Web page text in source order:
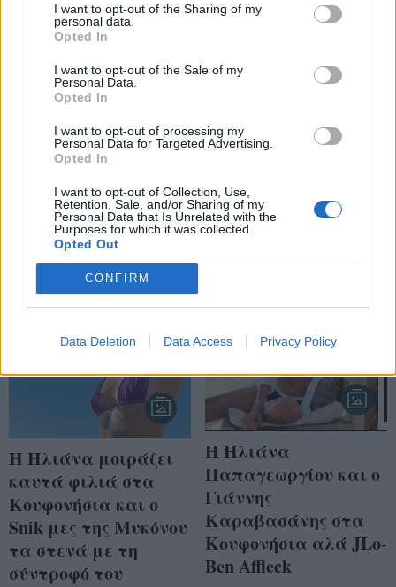
I want to opt-out of the Sharing of my
personal data.
Opted In
I want to opt-out of the Sale of my
Personal Data.
Opted In
I want to opt-out of processing my
Personal Data for Targeted Advertising.
Opted In
I want to opt-out of Collection, Use,
Retention, Sale, and/or Sharing of my
Personal Data that Is Unrelated with the
Purposes for which it was collected.
Opted Out
CONFIRM
Data Deletion Data Access Privacy Policy
Η Ηλιάνα
Παπαγεωργίου
δημοσίευσε την
πρώην σύζυγό της
χωρίς εκείνος να το
δήλωση της Ηλιάνας
τον πρώην σύζυγό της
Η Ηλιάνα μοιράζει
καυτά φιλιά στα
Κουφονήσια και ο
Snik μες της Μυκόνου
τα στενά με τη
σύντροφό του
Η Ηλιάνα
Παπαγεωργίου και ο
Γιάννης
Καραβασάνης στα
Κουφονήσια αλά JLo-
Ben Affleck